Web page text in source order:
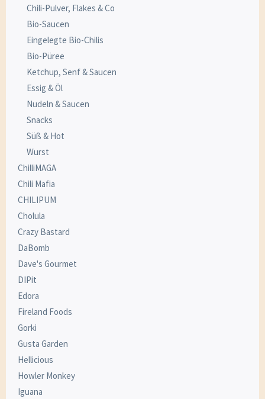
Chili-Pulver, Flakes & Co
Bio-Saucen
Eingelegte Bio-Chilis
Bio-Püree
Ketchup, Senf & Saucen
Essig & Öl
Nudeln & Saucen
Snacks
Süß & Hot
Wurst
ChilliMAGA
Chili Mafia
CHILIPUM
Cholula
Crazy Bastard
DaBomb
Dave's Gourmet
DIPit
Edora
Fireland Foods
Gorki
Gusta Garden
Hellicious
Howler Monkey
Iguana